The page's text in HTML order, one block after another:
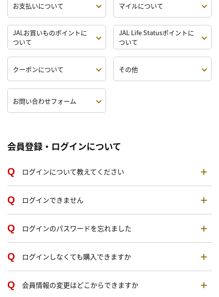
お支払いについて マイルについて
JALお買いものポイントに
ついて
JAL Life Statusポイントに
ついて
クーポンについて その他
お問い合わせフォーム
会員登録・ログインについて
ログインについて教えてください
ログインできません
ログインのパスワードを忘れました
ログインしなくても購入できますか
会員情報の変更はどこからできますか